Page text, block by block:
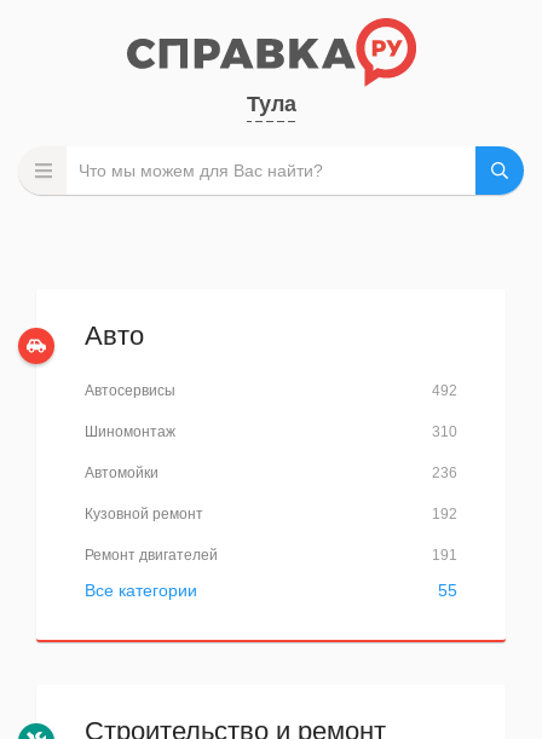
Тула
Авто
492
Автосервисы
310
Шиномонтаж
236
Автомойки
192
Кузовной ремонт
191
Ремонт двигателей
55
Все категории
Строительство и ремонт